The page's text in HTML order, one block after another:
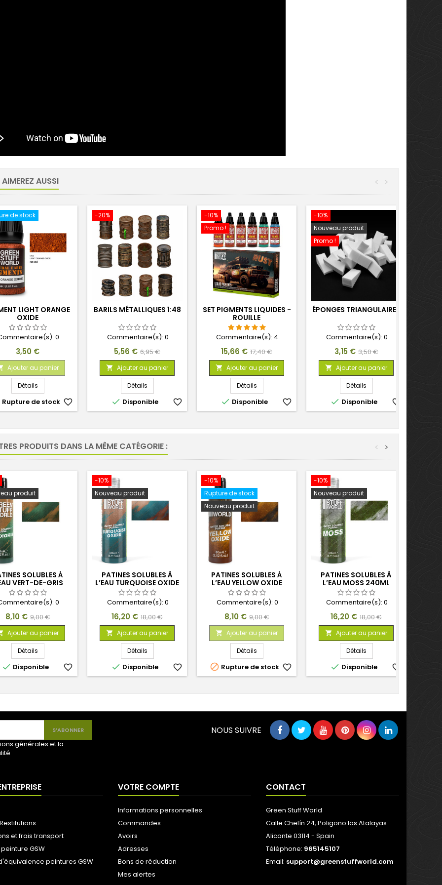
AUSSI >
<
de stock
LIGHT ORANGE
OXIDE
0
Prix
3,50 €
Ajouter au panier
Détails
Rupture de stock favorite_border
-20%
BARILS MÉTALLIQUES 1:48
Commentaire(s): 0
Prix
5,56 € Prix
de
base
6,95 €
 Ajouter au panier
Détails
 Disponible favorite_border
-10%
Promo !
SET PIGMENTS LIQUIDES -
ROUILLE
Commentaire(s): 4
Prix
15,66 € Prix
de
base
17,40 €
 Ajouter au panier
Détails
 Disponible favorite_border
-10%
Nouveau produit
Promo !
ÉPONGES TRIANGULAIRES
Commentaire(s): 0
Prix
3,15 € Prix
de
base
3,50 €
 Ajouter au panier
Détails
 Disponible favorite_border
PRODUITS DANS LA MÊME CATÉGORIE : >
<
produit
SOLUBLES À
VERT-DE-GRIS
60ML
0
Prix
8,10 € Prix
de
base
9,00 €
Ajouter au panier
Détails
 Disponible favorite_border
-10%
Nouveau produit
PATINES SOLUBLES À
L’EAU TURQUOISE OXIDE
240ML
Commentaire(s): 0
Prix
16,20 € Prix
de
base
18,00 €
 Ajouter au panier
Détails
 Disponible favorite_border
-10%
Rupture de stock
Nouveau produit
PATINES SOLUBLES À
L’EAU YELLOW OXIDE
60ML
Commentaire(s): 0
Prix
8,10 € Prix
de
base
9,00 €
 Ajouter au panier
Détails
 Rupture de stock favorite_border
-10%
Nouveau produit
PATINES SOLUBLES À
L’EAU MOSS 240ML
Commentaire(s): 0
Prix
16,20 € Prix
de
base
18,00 €
 Ajouter au panier
Détails
 Disponible favorite_border
générales et la
NOUS SUIVRE
et frais transport
GSW
peintures GSW
VOTRE COMPTE
Informations personnelles
Commandes
Avoirs
Adresses
Bons de réduction
Mes alertes
CONTACT
Green Stuff World
Calle Chelín 24, Poligono las Atalayas
Alicante 03114 - Spain
Téléphone: 965145107
Email: support@greenstuffworld.com